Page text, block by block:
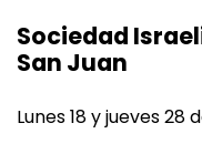
Sociedad
San Juan
Lunes 18 y jueves 28